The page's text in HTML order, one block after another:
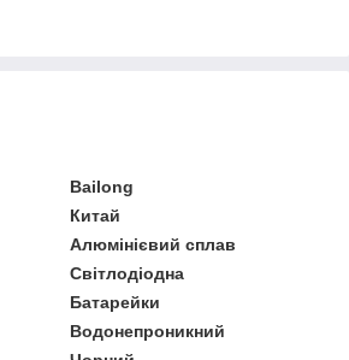
Bailong
Китай
Алюмінієвий сплав
Світлодіодна
Батарейки
Водонепроникний